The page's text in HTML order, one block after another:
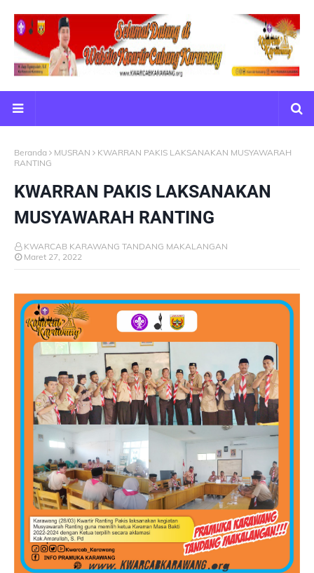
Beranda MUSRAN
KWARRAN PAKIS LAKSANAKAN MUSYAWARAH
RANTING
KWARRAN PAKIS LAKSANAKAN
MUSYAWARAH RANTING
KWARCAB KARAWANG TANDANG MAKALANGAN
Maret 27, 2022